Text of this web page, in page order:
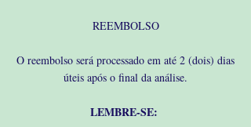
REEMBOLSO
O reembolso será processado em até 2 (dois) dias
úteis após o final da análise.
LEMBRE-SE: